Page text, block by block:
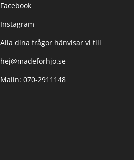
Facebook
Instagram
Alla dina frågor hänvisar vi till
hej@madeforhjo.se
Malin: 070-2911148